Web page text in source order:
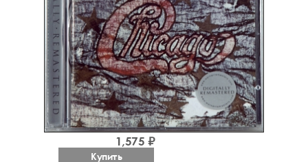
1,575 ₽
Купить